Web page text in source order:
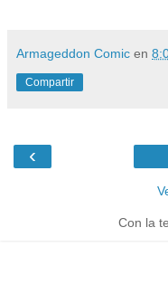
Armageddon Comic en
Compartir
‹
Con la